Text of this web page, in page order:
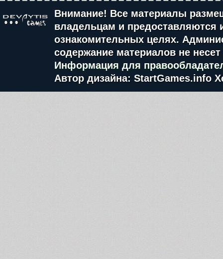
Внимание! Все материалы
владельцам и предоставляются
ознакомительных целях.
содержание материалов не
Информация для
Автор дизайна: StartGames.info